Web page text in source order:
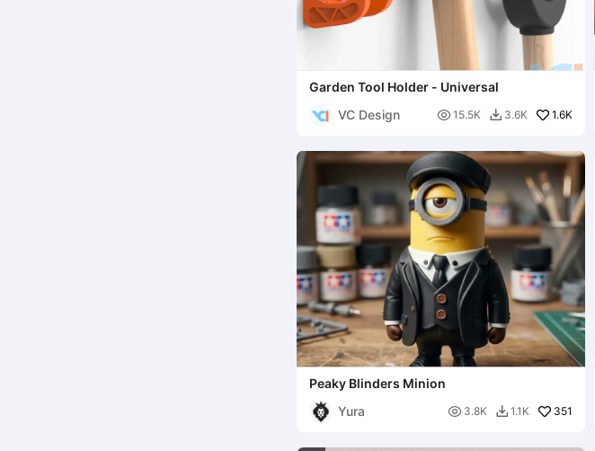
Garden Tool Holder - Universal
VC Design
 15.5K  3.6K 1.6K
Peaky Blinders Minion
Yura
 3.8K  1.1K 351